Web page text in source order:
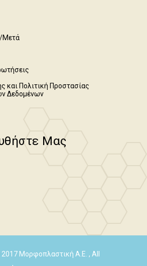
Μετά
και Πολιτική Προστασίας
Δεδομένων
Μας
Μορφοπλαστική Α.Ε. , All